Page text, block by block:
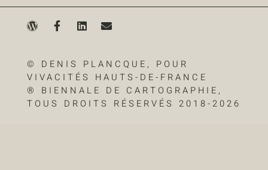
© DENIS PLANCQUE, POUR
VIVACITÉS HAUTS-DE-FRANCE
® BIENNALE DE CARTOGRAPHIE,
TOUS DROITS RÉSERVÉS 2018-2026